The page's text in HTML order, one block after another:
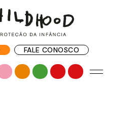
FALE CONOSCO